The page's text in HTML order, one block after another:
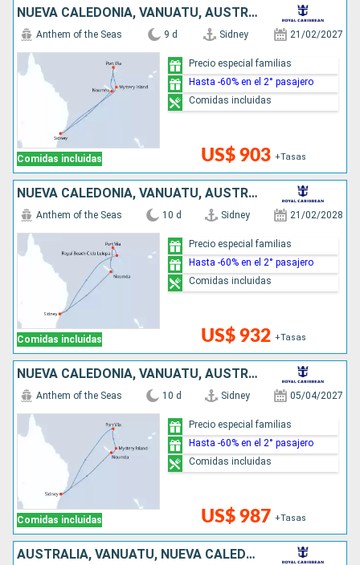
NUEVA CALEDONIA, VANUATU, AUSTRALIA
Comidas incluidas
Anthem of the Seas 9 d Sidney 21/02/2027
US$ 903 +Tasas
Precio especial familias
Hasta -60% en el 2° pasajero
Comidas incluidas
NUEVA CALEDONIA, VANUATU, AUSTRALIA
Comidas incluidas
Anthem of the Seas 10 d Sidney 21/02/2028
US$ 932 +Tasas
Precio especial familias
Hasta -60% en el 2° pasajero
Comidas incluidas
NUEVA CALEDONIA, VANUATU, AUSTRALIA
Comidas incluidas
Anthem of the Seas 10 d Sidney 05/04/2027
US$ 987 +Tasas
Precio especial familias
Hasta -60% en el 2° pasajero
Comidas incluidas
AUSTRALIA, VANUATU, NUEVA CALEDONIA